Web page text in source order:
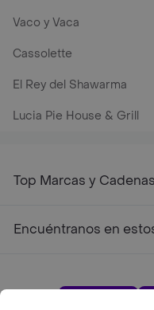
Vaco y Vaca
Cassolette
El Rey del Shawarma
Lucia Pie House & Grill
Top Marcas y
Encuéntranos en